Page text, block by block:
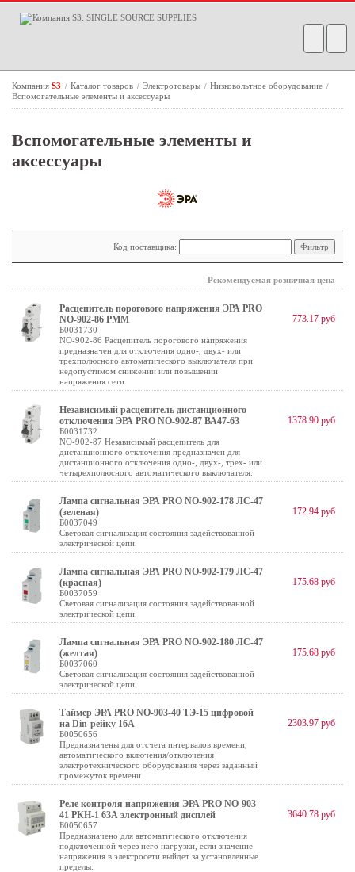
Компания S3 / Каталог товаров / Электротовары / Низковольтное оборудование /
Вспомогательные элементы и аксессуары
Вспомогательные элементы и
аксессуары
Код поставщика:
Рекомендуемая розничная цена
Расцепитель порогового напряжения ЭРА PRO
NO-902-86 РММ
Б0031730
NO-902-86 Расцепитель порогового напряжения
предназначен для отключения одно-, двух- или
трехполюсного автоматического выключателя при
недопустимом снижении или повышении
напряжения сети.
773.17 руб
Независимый расцепитель дистанционного
отключения ЭРА PRO NO-902-87 ВА47-63
Б0031732
NO-902-87 Независимый расцепитель для
дистанционного отключения предназначен для
дистанционного отключения одно-, двух-, трех- или
четырехполюсного автоматического выключателя.
1378.90 руб
Лампа сигнальная ЭРА PRO NO-902-178 ЛС-47
(зеленая)
Б0037049
Световая сигнализация состояния задействованной
электрической цепи.
172.94 руб
Лампа сигнальная ЭРА PRO NO-902-179 ЛС-47
(красная)
Б0037059
Световая сигнализация состояния задействованной
электрической цепи.
175.68 руб
Лампа сигнальная ЭРА PRO NO-902-180 ЛС-47
(желтая)
Б0037060
Световая сигнализация состояния задействованной
электрической цепи.
175.68 руб
Таймер ЭРА PRO NO-903-40 ТЭ-15 цифровой
на Din-рейку 16А
Б0050656
Предназначены для отсчета интервалов времени,
автоматического включения/отключения
электротехнического оборудования через заданный
промежуток времени
2303.97 руб
Реле контроля напряжения ЭРА PRO NO-903-
41 РКН-1 63А электронный дисплей
Б0050657
Предназначено для автоматического отключения
подключенной через него нагрузки, если значение
напряжения в электросети выйдет за установленные
пределы.
3640.78 руб